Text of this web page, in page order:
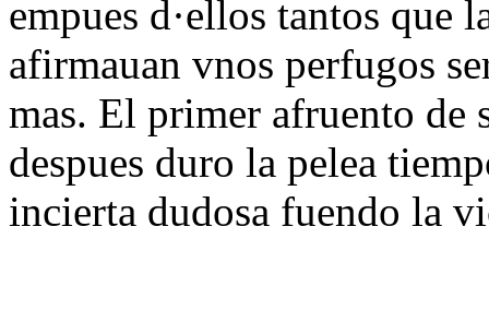
empues d·ellos tantos que
afirmauan vnos perfugos
mas. El primer afruento de
despues duro la pelea
incierta dudosa fuendo la